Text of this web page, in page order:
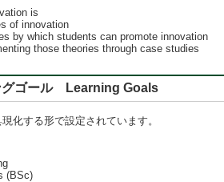
is
of innovation
by which students can promote innovation
those theories through case studies
グゴール Learning Goals
化する形で設定されています。
(BSc)